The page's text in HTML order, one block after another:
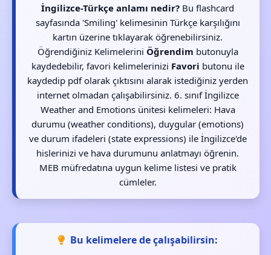
İngilizce-Türkçe anlamı nedir? Bu flashcard
sayfasında 'Smiling' kelimesinin Türkçe karşılığını
kartın üzerine tıklayarak öğrenebilirsiniz.
Öğrendiğiniz Kelimelerini Öğrendim butonuyla
kaydedebilir, favori kelimelerinizi Favori butonu ile
kaydedip pdf olarak çıktısını alarak istediğiniz yerden
internet olmadan çalışabilirsiniz. 6. sınıf İngilizce
Weather and Emotions ünitesi kelimeleri: Hava
durumu (weather conditions), duygular (emotions)
ve durum ifadeleri (state expressions) ile İngilizce'de
hislerinizi ve hava durumunu anlatmayı öğrenin.
MEB müfredatına uygun kelime listesi ve pratik
cümleler.
Bu kelimelere de çalışabilirsin: